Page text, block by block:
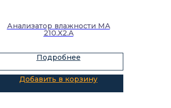
Анализатор влажности MA
210.X2.A
Подробнее
Добавить в корзину